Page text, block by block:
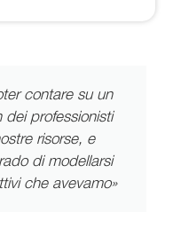
contare su un
professionisti
risorse, e
di modellarsi
che avevamo»